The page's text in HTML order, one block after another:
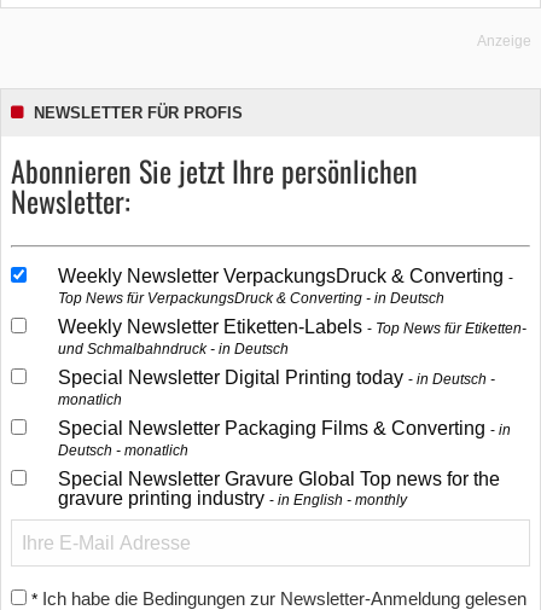
Anzeige
NEWSLETTER FÜR PROFIS
Abonnieren Sie jetzt Ihre persönlichen
Newsletter:
Weekly Newsletter VerpackungsDruck & Converting
Top News für VerpackungsDruck & Converting - in Deutsch
Weekly Newsletter Etiketten-Labels
Top News für Etiketten-
und Schmalbahndruck - in Deutsch
Special Newsletter Digital Printing today
in Deutsch -
monatlich
Special Newsletter Packaging Films & Converting
in
Deutsch - monatlich
Special Newsletter Gravure Global Top news for the
gravure printing industry
in English - monthly
* Ich habe die Bedingungen zur Newsletter-Anmeldung gelesen